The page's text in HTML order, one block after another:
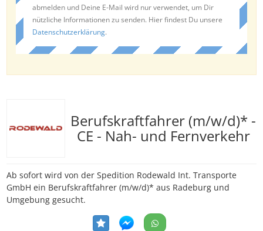
abmelden und Deine E-Mail wird nur verwendet, um Dir
nützliche Informationen zu senden. Hier findest Du unsere
Datenschutzerklärung.
Berufskraftfahrer (m/w/d)* -
CE - Nah- und Fernverkehr
Ab sofort wird von der Spedition Rodewald Int. Transporte
GmbH ein Berufskraftfahrer (m/w/d)* aus Radeburg und
Umgebung gesucht.